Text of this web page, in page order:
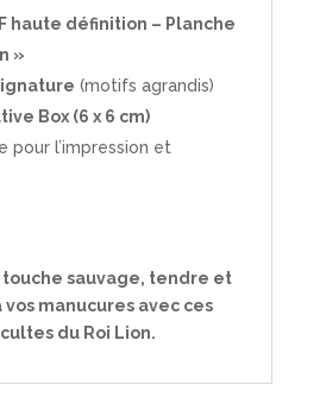
haute définition – Planche
»
(motifs agrandis)
Box (6 x 6 cm)
pour l’impression et
sauvage, tendre et
manucures avec ces
du Roi Lion.